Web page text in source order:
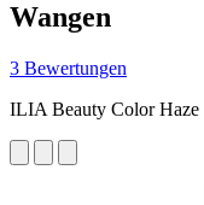
Wangen
3 Bewertungen
ILIA Beauty Color